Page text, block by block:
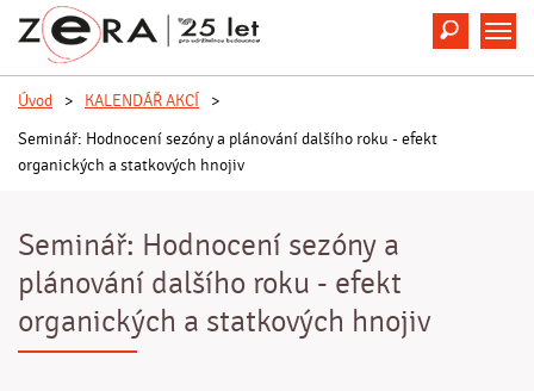
Hledat
Úvod > KALENDÁŘ AKCÍ
>
Seminář: Hodnocení sezóny a plánování dalšího roku - efekt
organických a statkových hnojiv
Seminář: Hodnocení sezóny a
plánování dalšího roku - efekt
organických a statkových hnojiv